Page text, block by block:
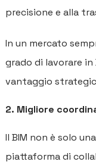
precisione e alla
In un mercato
grado di lavorare
vantaggio
2. Migliore
Il BIM non è solo
piattaforma di